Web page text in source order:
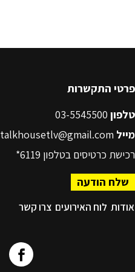
פרטי התקשרות
טלפון
מייל talkhousetlv@gmail.com
רכישת כרטיסים בטלפון 6119*
שלח הודעה
אודות לוח האירועים צרו קשר